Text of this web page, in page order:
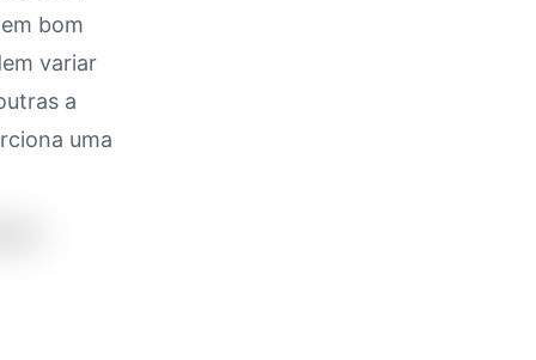
bom
variar
a
uma